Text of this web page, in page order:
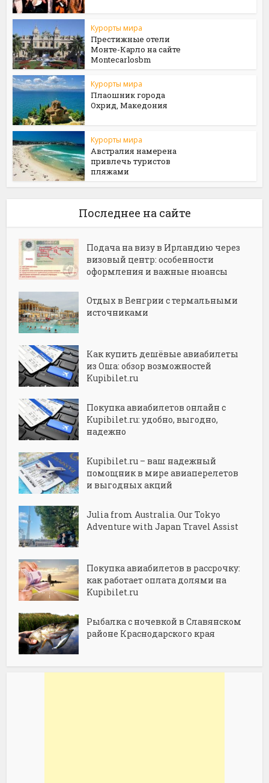
Курорты мира
Престижные отели
Монте-Карло на сайте
Мontecarlosbm
Курорты мира
Плаошник города
Охрид, Македония
Курорты мира
Австралия намерена
привлечь туристов
пляжами
Последнее на сайте
Подача на визу в Ирландию через
визовый центр: особенности
оформления и важные нюансы
Отдых в Венгрии с термальными
источниками
Как купить дешёвые авиабилеты
из Оша: обзор возможностей
Kupibilet.ru
Покупка авиабилетов онлайн с
Kupibilet.ru: удобно, выгодно,
надежно
Kupibilet.ru – ваш надежный
помощник в мире авиаперелетов
и выгодных акций
Julia from Australia. Our Tokyo
Adventure with Japan Travel Assist
Покупка авиабилетов в рассрочку:
как работает оплата долями на
Kupibilet.ru
Рыбалка с ночевкой в Славянском
районе Краснодарского края